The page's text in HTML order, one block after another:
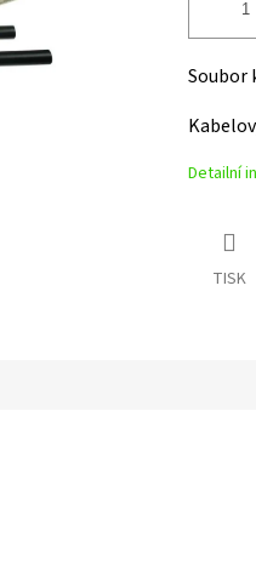
Soubor
Detailní
TISK